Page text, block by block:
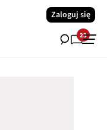
Zaloguj się
23